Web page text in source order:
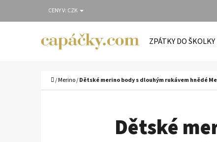
na
CENY V: CZK
ZPÁTKY DO ŠKOLKY
Domů
/Merino/Dětské merino body s dlouhým rukávem hnědé
Dětské
O
Zpět
do
Zpět
do